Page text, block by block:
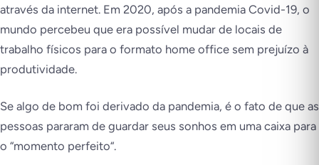
através da internet. Em 2020, após a pandemia Covid-19, o
mundo percebeu que era possível mudar de locais de
trabalho físicos para o formato home office sem prejuízo à
produtividade.
Se algo de bom foi derivado da pandemia, é o fato de que as
pessoas pararam de guardar seus sonhos em uma caixa para
o “momento perfeito“.